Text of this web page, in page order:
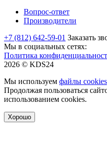
Вопрос-ответ
Производители
+7 (812) 642-59-01 Заказать
Мы в социальных сетях:
Политика
2026 © KDS24
Мы используем файлы cookies
Продолжая пользоваться
использованием cookies.
Хорошо